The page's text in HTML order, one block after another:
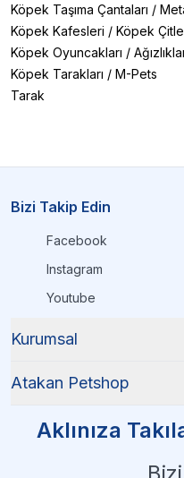
Köpek Taşıma Çantaları /
Köpek Kafesleri / Köpek
Köpek Oyuncakları /
Köpek Tarakları / M-Pets
Tarak
Bizi Takip Edin
Facebook
Instagram
Youtube
Kurumsal
Atakan Petshop
Aklınıza